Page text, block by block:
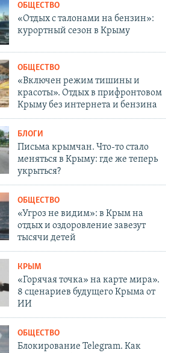
ОБЩЕСТВО
«Отдых с талонами на бензин»:
курортный сезон в Крыму
ОБЩЕСТВО
«Включен режим тишины и
красоты». Отдых в прифронтовом
Крыму без интернета и бензина
БЛОГИ
Письма крымчан. Что-то стало
меняться в Крыму: где же теперь
укрыться?
ОБЩЕСТВО
«Угроз не видим»: в Крым на
отдых и оздоровление завезут
тысячи детей
КРЫМ
«Горячая точка» на карте мира».
8 сценариев будущего Крыма от
ИИ
ОБЩЕСТВО
Блокирование Telegram. Как